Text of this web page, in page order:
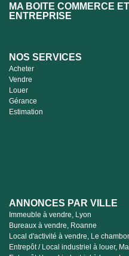
MA BOITE COMMERCE ET
ENTREPRISE
NOS SERVICES
Acheter
Vendre
Louer
Gérance
Estimation
ANNONCES PAR VILLE
Immeuble à vendre, Lyon
Bureaux à vendre, Roanne
Local d'activité à vendre, Le
Entrepôt / Local industriel à louer,